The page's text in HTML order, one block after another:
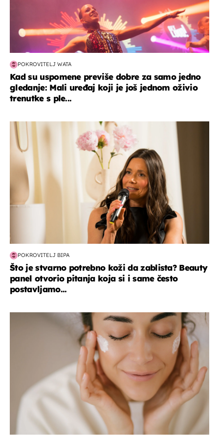
POKROVITELJ WATA
Kad su uspomene previše dobre za samo jedno
gledanje: Mali uređaj koji je još jednom oživio
trenutke s ple...
moda & ljepota
POKROVITELJ BIPA
Što je stvarno potrebno koži da zablista? Beauty
panel otvorio pitanja koja si i same često
postavljamo...
moda & ljepota